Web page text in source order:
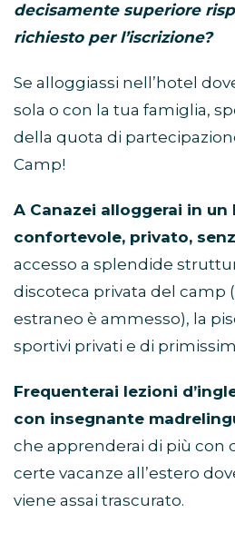
decisamente superiore
richiesto per l’iscrizione?
Se alloggiassi nell’hotel
sola o con la tua famiglia,
della quota di
Camp!
A Canazei alloggerai in
confortevole, privato,
accesso a splendide
discoteca privata del camp
estraneo è ammesso), la
sportivi privati e di
Frequenterai lezioni
con insegnante
che apprenderai di più con
certe vacanze all’estero
viene assai trascurato.